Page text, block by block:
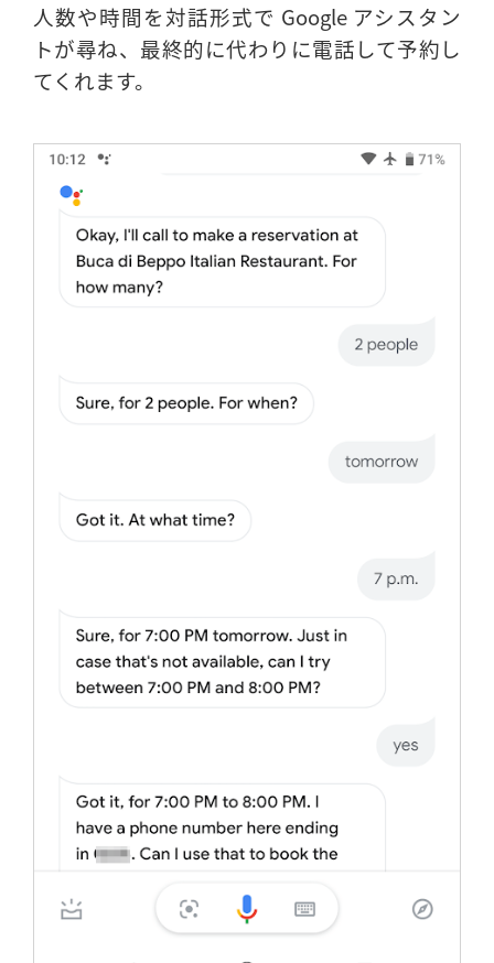
人数や時間を対話形式で Google アシスタン
トが尋ね、最終的に代わりに電話して予約し
てくれます。